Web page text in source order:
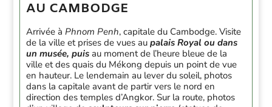
AU CAMBODGE
Arrivée àPhnom Penh, capitale du Cambodge. Visite
de la ville et prises de vues aupalais Royal ou dans
un musée, puis au moment de l’heure bleue de la
ville et des quais du Mékong depuis un point de vue
en hauteur. Le lendemain au lever du soleil, photos
dans la capitale avant de partir vers le nord en
direction des temples d’Angkor. Sur la route, photos